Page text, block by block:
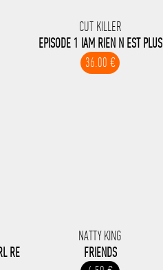
CUT KILLER
EPISODE 1 IAM RIEN N EST PLUS
36.00 €
RE
NATTY KING
FRIENDS